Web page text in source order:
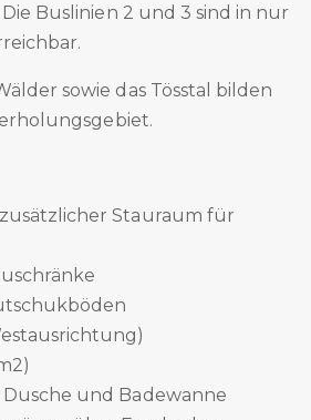
Buslinien 2 und 3 sind in nur
sowie das Tösstal bilden
Stauraum für
Dusche und Badewanne